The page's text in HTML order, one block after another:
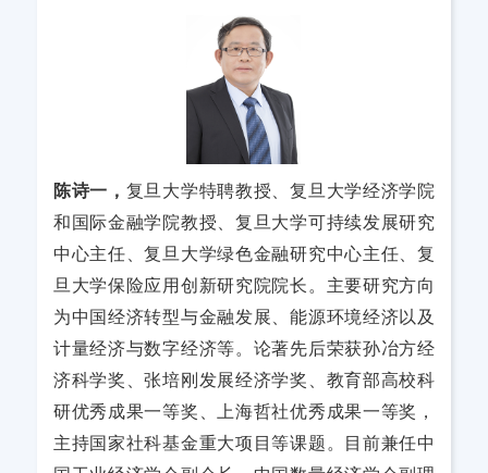
陈诗一， 复旦大学特聘教授、复旦大学经济学院
和国际金融学院教授、复旦大学可持续发展研究
中心主任、复旦大学绿色金融研究中心主任、复
旦大学保险应用创新研究院院长。主要研究方向
为中国经济转型与金融发展、能源环境经济以及
计量经济与数字经济等。论著先后荣获孙冶方经
济科学奖、张培刚发展经济学奖、教育部高校科
研优秀成果一等奖、上海哲社优秀成果一等奖，
主持国家社科基金重大项目等课题。目前兼任中